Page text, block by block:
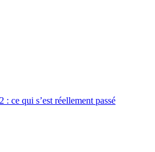
ce qui s’est réellement passé